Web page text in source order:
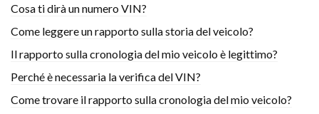
Cosa ti dirà un numero VIN?
Come leggere un rapporto sulla storia del veicolo?
Il rapporto sulla cronologia del mio veicolo è legittimo?
Perché è necessaria la verifica del VIN?
Come trovare il rapporto sulla cronologia del mio veicolo?